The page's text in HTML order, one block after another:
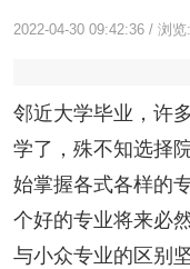
2022-04-30 09:42:36 / 浏览:
邻近大学毕业，许
学了，殊不知选择
始掌握各式各样的
个好的专业将来必
与小众专业的区别